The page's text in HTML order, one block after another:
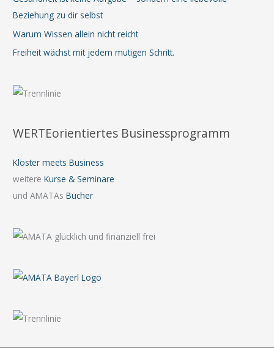
Beziehung zu dir selbst
Warum Wissen allein nicht reicht
Freiheit wächst mit jedem mutigen Schritt.
WERTEorientiertes Businessprogramm
Kloster meets Business
weitereKurse & Seminare
und AMATAsBücher